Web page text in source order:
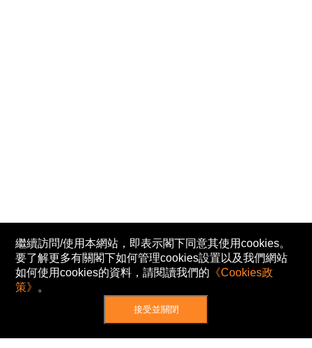
繼續訪問/使用本網站，即表示閣下同意其使用cookies。
要了解更多有關閣下如何管理cookies設置以及我們網站
如何使用cookies的資料，請閱讀我們的 《Cookies政
策》 。
接受並關閉